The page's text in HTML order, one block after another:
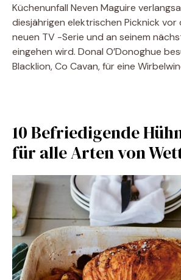
Küchenunfall Neven Maguire
diesjährigen elektrischen Picknick vor
neuen TV -Serie und an seinem
eingehen wird. Donal O’Donoghue
Blacklion, Co Cavan, für eine
10 Befriedigende
für alle Arten von